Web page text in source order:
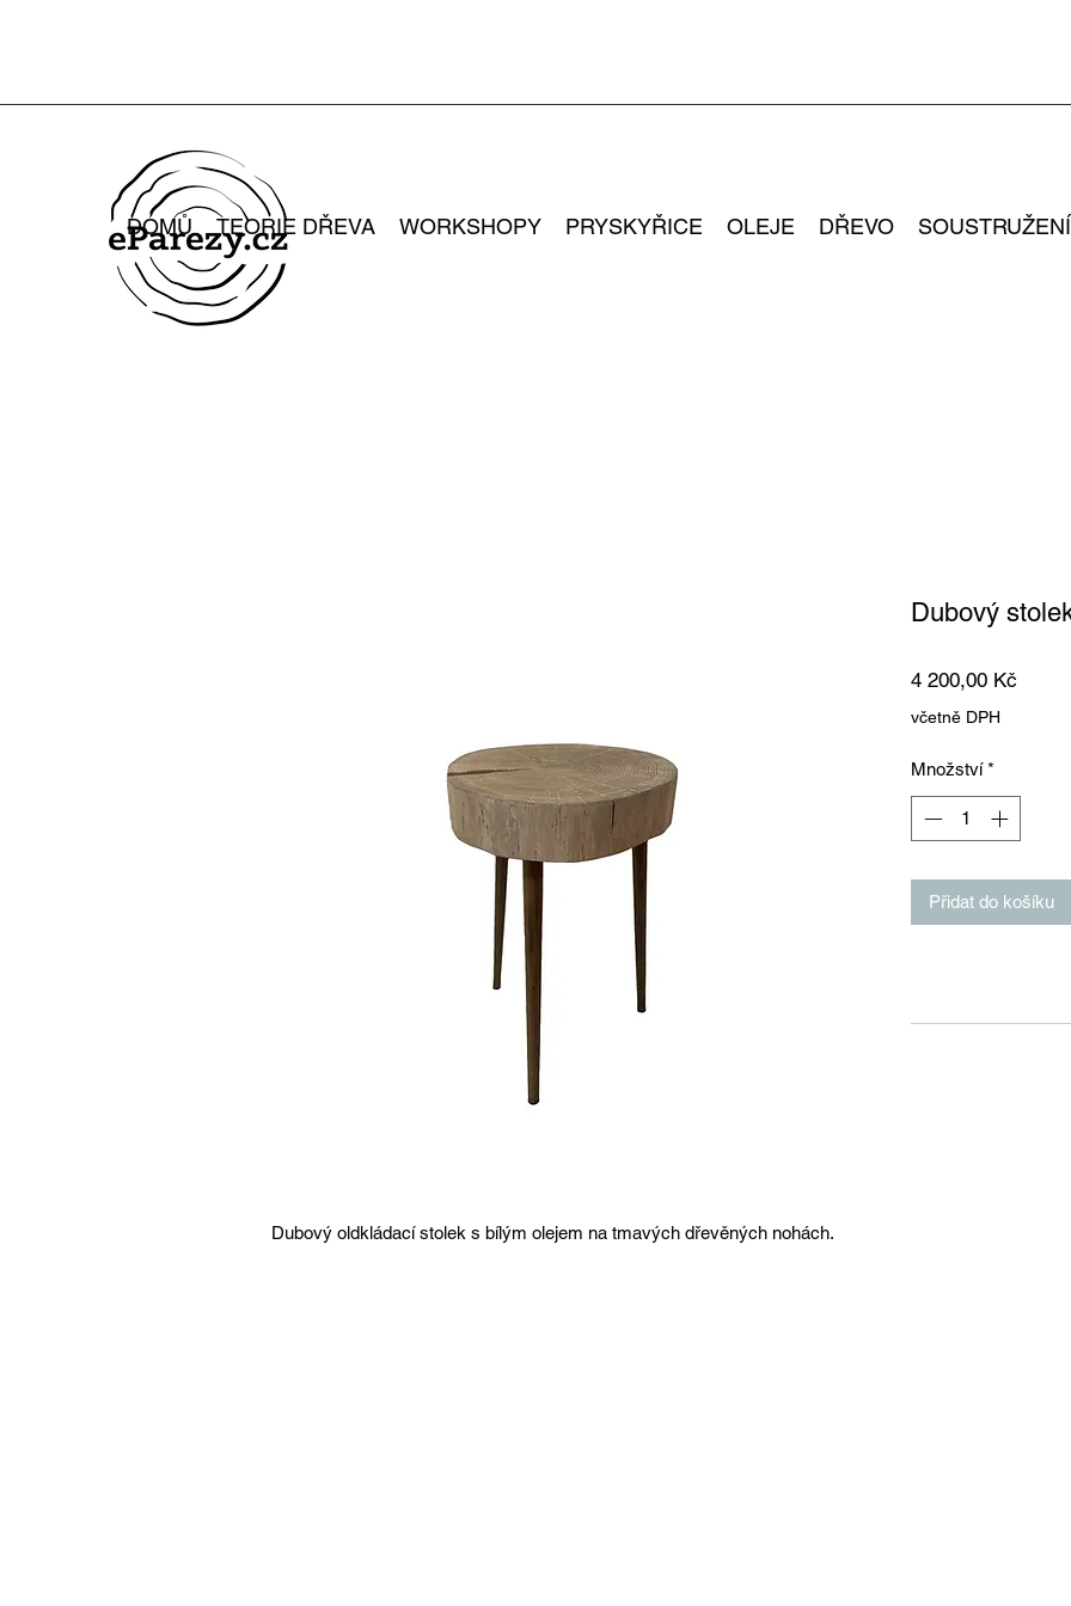
DOMŮ TEORIE DŘEVA WORKSHOPY PRYSKYŘICE OLEJE DŘEVO SOUSTRUŽENÍ
Dubový oldkládací stolek s bílým olejem na tmavých dřevěných nohách.
Dubový
4 200,00 Kč
včetně DPH
Množství *
Přidat do košíku